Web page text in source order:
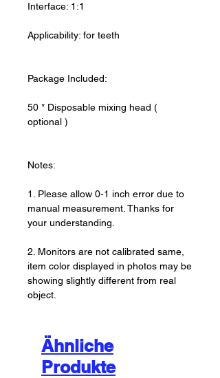
Interface: 1:1
Applicability: for teeth
Package Included:
50 * Disposable mixing head (
optional )
Notes:
1. Please allow 0-1 inch error due to
manual measurement. Thanks for
your understanding.
2. Monitors are not calibrated same,
item color displayed in photos may be
showing slightly different from real
object.
Ähnliche
Produkte